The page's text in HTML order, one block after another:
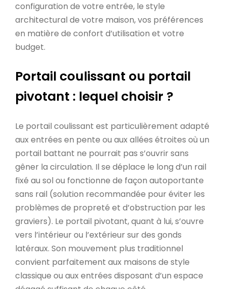
configuration de votre entrée, le style
architectural de votre maison, vos préférences
en matière de confort d’utilisation et votre
budget.
Portail coulissant ou portail
pivotant : lequel choisir ?
Le portail coulissant est particulièrement adapté
aux entrées en pente ou aux allées étroites où un
portail battant ne pourrait pas s’ouvrir sans
gêner la circulation. Il se déplace le long d’un rail
fixé au sol ou fonctionne de façon autoportante
sans rail (solution recommandée pour éviter les
problèmes de propreté et d’obstruction par les
graviers). Le portail pivotant, quant à lui, s’ouvre
vers l’intérieur ou l’extérieur sur des gonds
latéraux. Son mouvement plus traditionnel
convient parfaitement aux maisons de style
classique ou aux entrées disposant d’un espace